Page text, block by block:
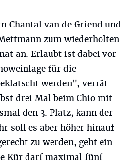
Chantal van de Griend und
zum wiederholten
an. Erlaubt ist dabei vor
für die
werden", verrät
drei Mal beim Chio mit
den 3. Platz, kann der
soll es aber höher hinauf
zu werden, geht ein
Kür darf maximal fünf